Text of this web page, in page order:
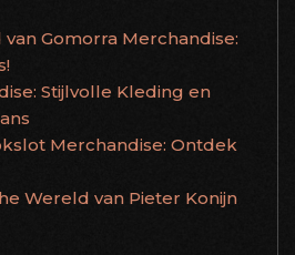
Gomorra Merchandise:
Stijlvolle Kleding en
Merchandise: Ontdek
Wereld van Pieter Konijn